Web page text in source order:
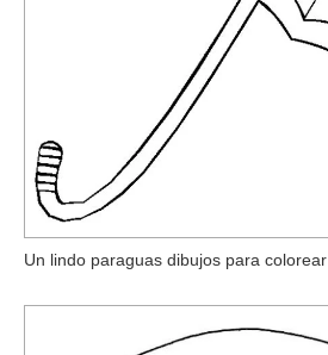
Un lindo paraguas dibujos para colorear